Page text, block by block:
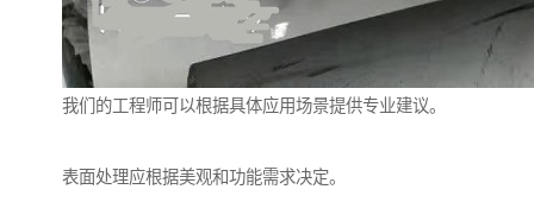
我们的工程师可以根据具体应用场景提供专业建议。
表面处理应根据美观和功能需求决定。